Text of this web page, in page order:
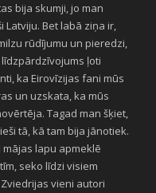
bija skumji, jo man
Latviju. Bet labā ziņa ir,
rūdījumu un pieredzi,
ļoti
ka Eirovīzijas fani mūs
un uzskata, ka mūs
Tagad man šķiet,
tā, kā tam bija jānotiek.
lapu apmeklē
seko līdzi visiem
vieni autori